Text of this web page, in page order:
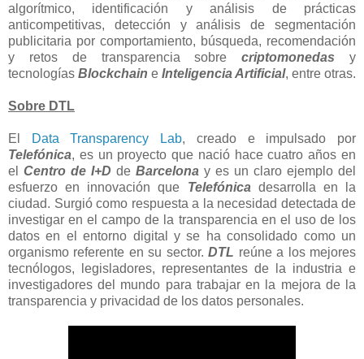
algorítmico, identificación y análisis de prácticas
anticompetitivas, detección y análisis de segmentación
publicitaria por comportamiento, búsqueda, recomendación
y retos de transparencia sobrecriptomonedas y
tecnologías Blockchain e Inteligencia Artificial, entre otras.
Sobre DTL
El Data Transparency Lab, creado e impulsado por
Telefónica, es un proyecto que nació hace cuatro años en
el Centro de I+D de Barcelona y es un claro ejemplo del
esfuerzo en innovación que Telefónica desarrolla en la
ciudad. Surgió como respuesta a la necesidad detectada de
investigar en el campo de la transparencia en el uso de los
datos en el entorno digital y se ha consolidado como un
organismo referente en su sector.DTL reúne a los mejores
tecnólogos, legisladores, representantes de la industria e
investigadores del mundo para trabajar en la mejora de la
transparencia y privacidad de los datos personales.